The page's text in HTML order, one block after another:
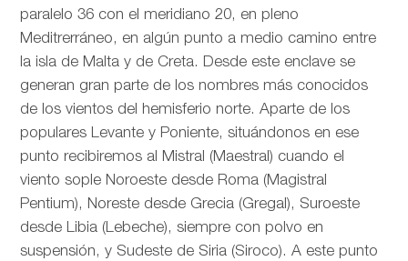
paralelo 36 con el meridiano 20, en pleno
Meditrerráneo, en algún punto a medio camino entre
la isla de Malta y de Creta. Desde este enclave se
generan gran parte de los nombres más conocidos
de los vientos del hemisferio norte. Aparte de los
populares Levante y Poniente, situándonos en ese
punto recibiremos al Mistral (Maestral) cuando el
viento sople Noroeste desde Roma (Magistral
Pentium), Noreste desde Grecia (Gregal), Suroeste
desde Libia (Lebeche), siempre con polvo en
suspensión, y Sudeste de Siria (Siroco). A este punto